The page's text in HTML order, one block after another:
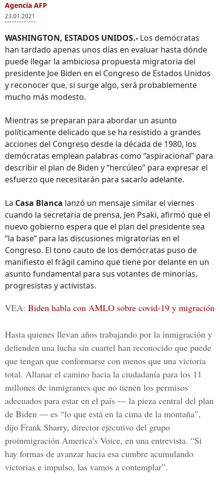
Agencia AFP
23.01.2021
WASHINGTON, ESTADOS UNIDOS.- Los demócratas
han tardado apenas unos días en evaluar hasta dónde
puede llegar la ambiciosa propuesta migratoria del
presidente Joe Biden en el Congreso de Estados Unidos
y reconocer que, si surge algo, será probablemente
mucho más modesto.
Mientras se preparan para abordar un asunto
políticamente delicado que se ha resistido a grandes
acciones del Congreso desde la década de 1980, los
demócratas emplean palabras como “aspiracional” para
describir el plan de Biden y “hercúleo” para expresar el
esfuerzo que necesitarán para sacarlo adelante.
La Casa Blanca lanzó un mensaje similar el viernes
cuando la secretaria de prensa, Jen Psaki, afirmó que el
nuevo gobierno espera que el plan del presidente sea
“la base” para las discusiones migratorias en el
Congreso. El tono cauto de los demócratas puso de
manifiesto el frágil camino que tiene por delante en un
asunto fundamental para sus votantes de minorías,
progresistas y activistas.
VEA: Biden habla con AMLO sobre covid-19 y migración
Hasta quienes llevan años trabajando por la inmigración y
defienden una lucha sin cuartel han reconocido que puede
que tengan que conformarse con menos que una victoria
total. Allanar el camino hacia la ciudadanía para los 11
millones de inmigrantes que no tienen los permisos
adecuados para estar en el país — la pieza central del plan
de Biden — es “lo que está en la cima de la montaña”,
dijo Frank Sharry, director ejecutivo del grupo
proinmigración America’s Voice, en una entrevista. “Si
hay formas de avanzar hacia esa cumbre acumulando
victorias e impulso, las vamos a contemplar”.